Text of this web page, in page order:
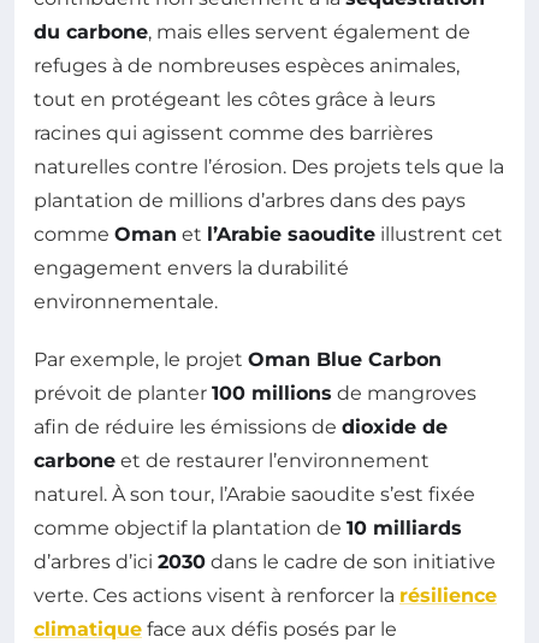
du carbone, mais elles servent également de
refuges à de nombreuses espèces animales,
tout en protégeant les côtes grâce à leurs
racines qui agissent comme des barrières
naturelles contre l’érosion. Des projets tels que la
plantation de millions d’arbres dans des pays
comme Oman et l’Arabie saoudite illustrent cet
engagement envers la durabilité
environnementale.
Par exemple, le projet Oman Blue Carbon
prévoit de planter 100 millions de mangroves
afin de réduire les émissions de dioxide de
carbone et de restaurer l’environnement
naturel. À son tour, l’Arabie saoudite s’est fixée
comme objectif la plantation de 10 milliards
d’arbres d’ici 2030 dans le cadre de son initiative
verte. Ces actions visent à renforcer la résilience
climatique face aux défis posés par le